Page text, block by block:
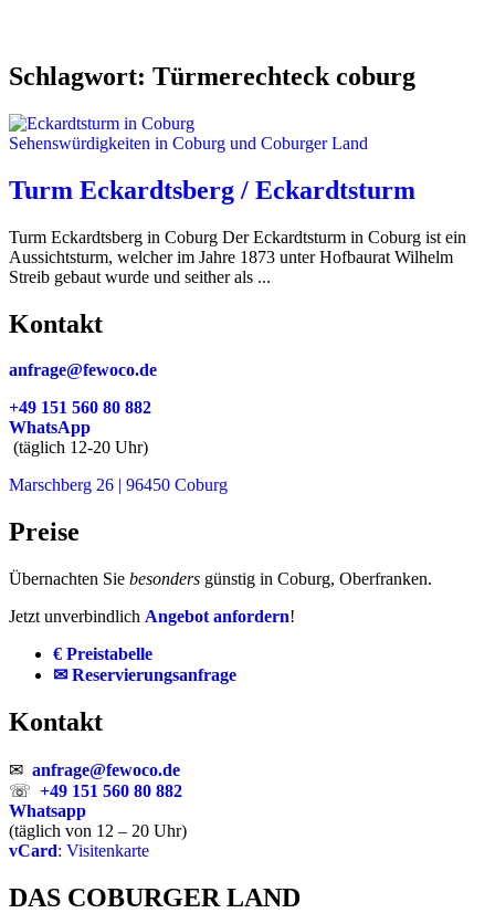
Schlagwort: Türmerechteck coburg
Sehenswürdigkeiten in Coburg und Coburger Land
Turm Eckardtsberg / Eckardtsturm
Turm Eckardtsberg in Coburg Der Eckardtsturm in Coburg ist ein
Aussichtsturm, welcher im Jahre 1873 unter Hofbaurat Wilhelm
Streib gebaut wurde und seither als ...
Kontakt
anfrage@fewoco.de
+49 151 560 80 882
WhatsApp
(täglich 12-20 Uhr)
Marschberg 26 | 96450 Coburg
Preise
Übernachten Sie besonders günstig in Coburg, Oberfranken.
Jetzt unverbindlich Angebot anfordern!
€ Preistabelle
✉ Reservierungsanfrage
Kontakt
✉ anfrage@fewoco.de
☏ +49 151 560 80 882
Whatsapp
(täglich von 12 – 20 Uhr)
vCard: Visitenkarte
DAS COBURGER LAND